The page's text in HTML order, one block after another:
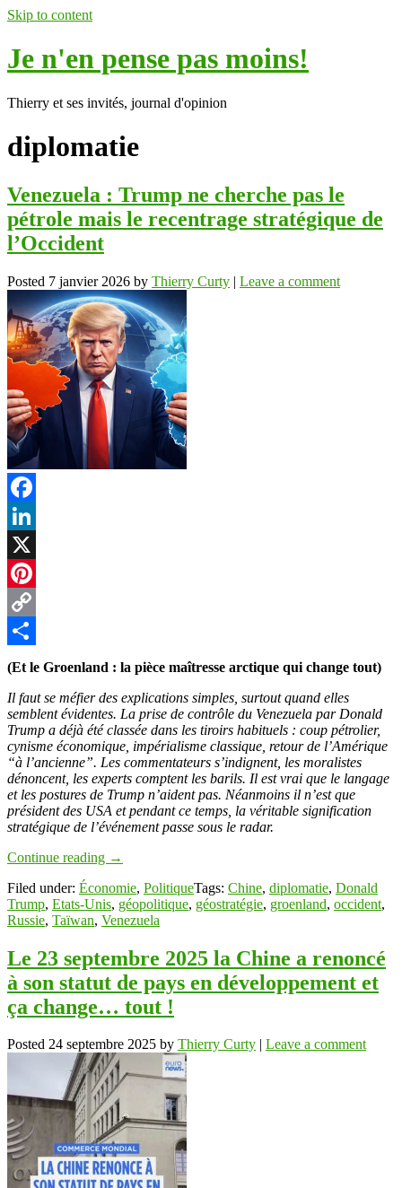
Skip to content
Je n'en pense pas moins!
Thierry et ses invités, journal d'opinion
diplomatie
Venezuela : Trump ne cherche pas le
pétrole mais le recentrage stratégique de
l’Occident
Posted 7 janvier 2026 by Thierry Curty | Leave a comment
Facebook
LinkedIn
X
Pinterest
Copy
Link
Partager
(Et le Groenland : la pièce maîtresse arctique qui change tout)
Il faut se méfier des explications simples, surtout quand elles
semblent évidentes. La prise de contrôle du Venezuela par Donald
Trump a déjà été classée dans les tiroirs habituels : coup pétrolier,
cynisme économique, impérialisme classique, retour de l’Amérique
“à l’ancienne”. Les commentateurs s’indignent, les moralistes
dénoncent, les experts comptent les barils. Il est vrai que le langage
et les postures de Trump n’aident pas. Néanmoins il n’est que
président des USA et pendant ce temps, la véritable signification
stratégique de l’événement passe sous le radar.
Continue reading →
Filed under: Économie, PolitiqueTags: Chine, diplomatie, Donald
Trump, Etats-Unis, géopolitique, géostratégie, groenland, occident,
Russie, Taïwan, Venezuela
Le 23 septembre 2025 la Chine a renoncé
à son statut de pays en développement et
ça change… tout !
Posted 24 septembre 2025 by Thierry Curty Leave a comment